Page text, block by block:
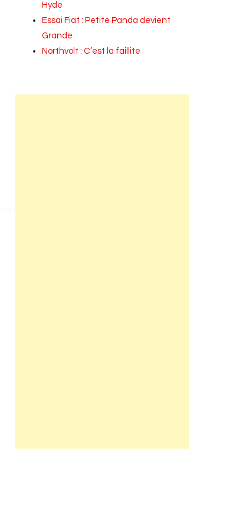
Hyde
Essai Fiat : Petite Panda devient
Grande
Northvolt : C’est la faillite